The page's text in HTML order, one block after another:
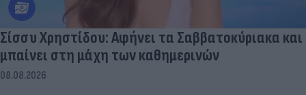
Σίσσυ Χρηστίδου: Αφήνει τα Σαββατοκύριακα και
μπαίνει στη μάχη των καθημερινών
08.08.2026